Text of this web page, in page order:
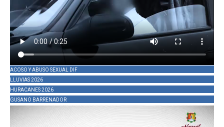
ACOSO Y ABUSO SEXUAL DIF
LLUVIAS 2026
HURACANES 2026
GUSANO BARRENADOR